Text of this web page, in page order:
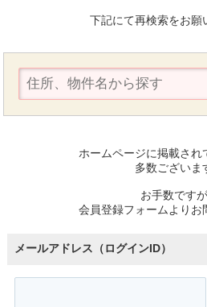
下記にて再検索をお願
ホームページに掲載され
多数ございま
お手数ですが
会員登録フォームよりお
メールアドレス（ログインID）